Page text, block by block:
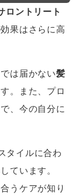
ロントリート
果はさらに高
は届かない髪
。また、プロ
、今の自分に
タイルに合わ
ています。
うケアが知り